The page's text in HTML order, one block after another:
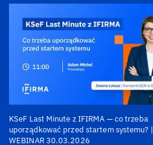
KSeF Last Minute z IFIRMA — co trzeba
uporządkować przed startem systemu? |
WEBINAR 30.03.2026